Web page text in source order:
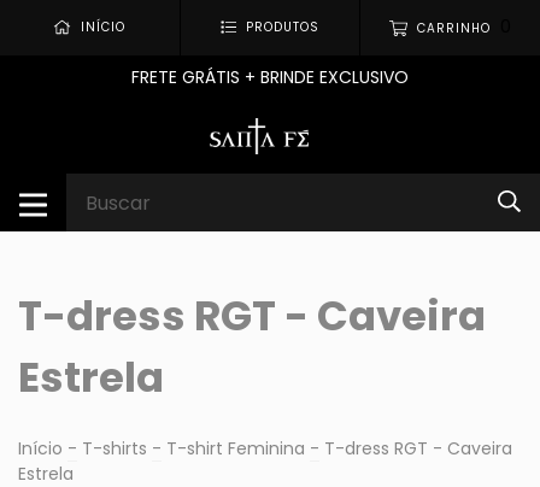
INÍCIO PRODUTOS CARRINHO
FRETE GRÁTIS + BRINDE EXCLUSIVO
T-dress RGT - Caveira
Estrela
Início - T-shirts - T-shirt Feminina - T-dress RGT - Caveira
Estrela